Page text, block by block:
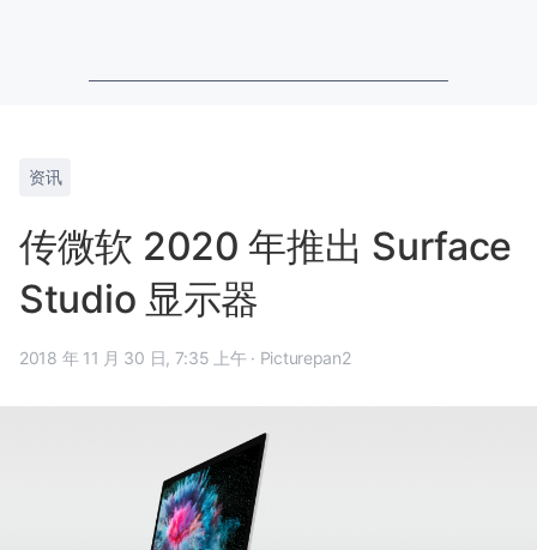
资讯
传微软 2020 年推出 Surface
Studio 显示器
2018 年 11 月 30 日, 7:35 上午 · Picturepan2